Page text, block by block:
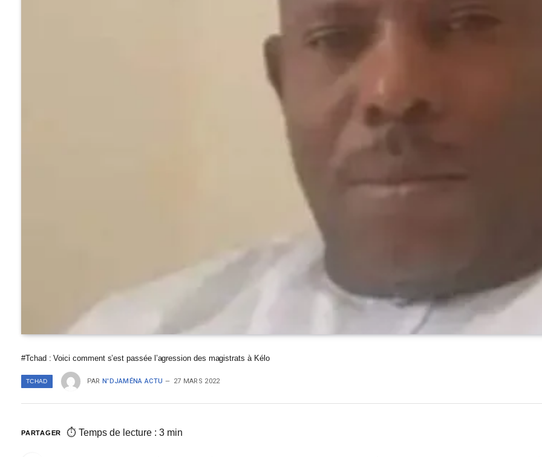
#Tchad : Voici comment s’est passée l’agression des magistrats à Kélo
TCHAD PAR N'DJAMÉNA ACTU 27 MARS 2022
PARTAGER ⏱ Temps de lecture : 3 min